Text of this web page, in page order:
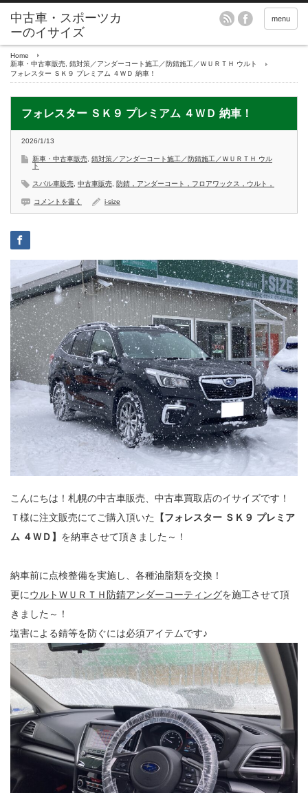
menu
Home
新車・中古車販売 錆対策／アンダーコート施工／防錆施工／ＷＵＲＴＨ ウルト
フォレスター ＳＫ９ プレミアム ４ＷＤ 納車！
フォレスター ＳＫ９ プレミアム ４ＷＤ 納車！
2026/1/13
新車・中古車販売 錆対策／アンダーコート施工／防錆施工／ＷＵＲＴＨ ウル
ト
スバル車販売 中古車販売 防錆，アンダーコート，フロアワックス，ウルト，
コメントを書く i-size
こんにちは！札幌の中古車販売、中古車買取店のイサイズです！
Ｔ様に注文販売にてご購入頂いた
【フォレスター ＳＫ９ プレミア
ム ４ＷＤ】 を納車させて頂きました～！
納車前に点検整備を実施し、各種油脂類を交換！
更にウルトＷＵＲＴＨ防錆アンダーコーティングを施工させて頂
きました～！
塩害による錆等を防ぐには必須アイテムです♪